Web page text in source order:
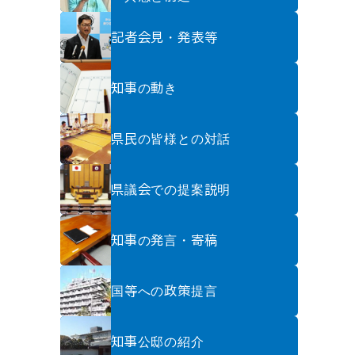
記者会見・発表等
知事の動き
県民の皆様との対話
県議会での提案説明
知事の発言・寄稿
国等への政策提言
知事公邸の紹介